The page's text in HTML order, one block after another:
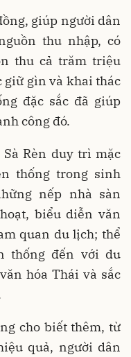
giúp người dân
thu nhập, có
thu cả trăm triệu
giữ gìn và khai thác
đặc sắc đã giúp
công đó.
Rèn duy trì mặc
thống trong sinh
nếp nhà sàn
biểu diễn văn
quan du lịch; thể
thống đến với du
hóa Thái và sắc
cho biết thêm, từ
quả, người dân